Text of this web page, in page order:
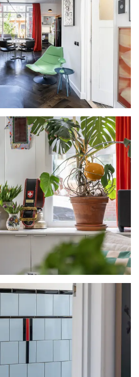
de zelfbewoningsplicht
binnen de gemeente
is. De verkopend
doorverwezen naar de
omtrent de
Verkoper noch
aanvaarden geen enkele
geleden schade wegens
van deze
zich uitdrukkelijk het
te gunnen aan de
keuze.
dat alle informatie in
beschouwd worden als een
van een bod of om in
Er kunnen geen
aan deze informatie.
streeft ernaar de
/ brochures en
Hoewel de informatie
zorgvuldigheid is
wij geen enkele
aanzien van de juistheid